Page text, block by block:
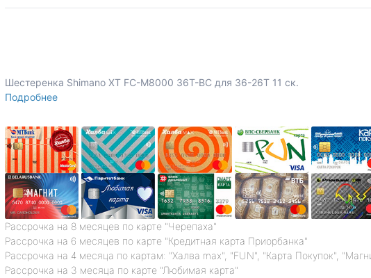
Шестеренка Shimano XT FC-M8000 36T-BC для 36-26T 11 ск.
Подробнее
Рассрочка на 8 месяцев по карте "Черепаха"
Рассрочка на 6 месяцев по карте "Кредитная карта Приорбанка"
Рассрочка на 4 месяца по картам: "Халва max", "FUN", "Карта Покупок",
Рассрочка на 3 месяца по карте "Любимая карта"